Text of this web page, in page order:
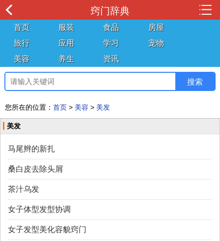
窍门辞典
首页 服装 食品
房屋
旅行
应用 学习
宠物
美容
养生 资讯
您所在的位置： 首页 > 美容 > 美发
美发
马尾辫的新扎
桑白皮去除头屑
茶汁乌发
女子体型发型协调
女子发型美化容貌窍门